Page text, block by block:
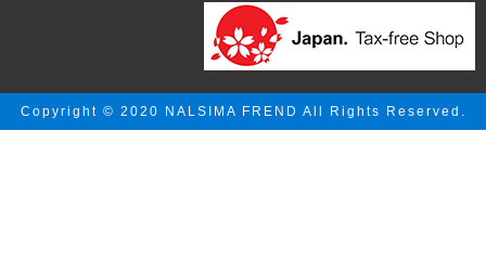
Copyright © 2020 NALSIMA FREND All Rights Reserved.